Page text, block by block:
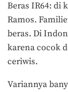
Beras IR64: di
Ramos.
beras. Di
karena cocok
ceriwis.
Variannya